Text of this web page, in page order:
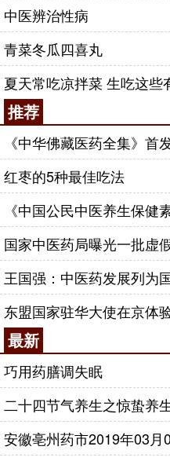
中医辨治性病
青菜冬瓜四喜丸
夏天常吃凉拌菜 生吃这些
推荐
《中华佛藏医药全集》首
红枣的5种最佳吃法
《中国公民中医养生保
国家中医药局曝光一批虚
王国强：中医药发展列为
东盟国家驻华大使在京体
最新
巧用药膳调失眠
二十四节气养生之惊蛰养
安徽亳州药市2019年03月